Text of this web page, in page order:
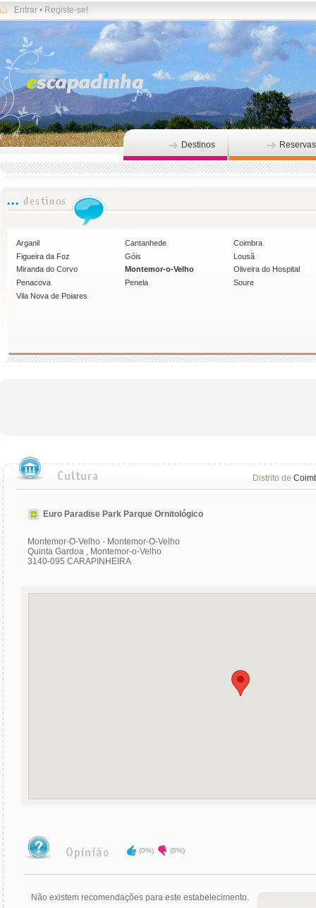
Entrar • Registe-se!
Destinos Reservas
Arganil Cantanhede
Coimbra
Figueira da Foz
Góis
Lousã
Miranda do Corvo
Montemor-o-Velho
Oliveira do Hospital
Penacova
Penela
Soure
Vila Nova de Poiares
Distrito de
Euro Paradise Park Parque Ornitológico
Montemor-O-Velho - Montemor-O-Velho
Quinta Gardoa , Montemor-o-Velho
3140-095 CARAPINHEIRA
(0%) (0%)
Não existem recomendações para este estabelecimento.